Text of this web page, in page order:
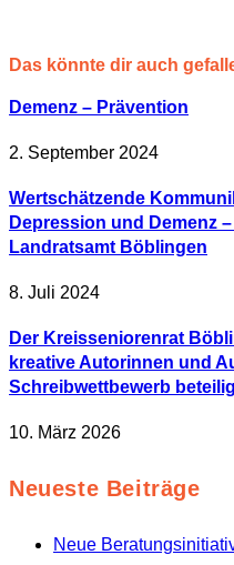
Das könnte dir auch
Demenz – Prävention
2. September 2024
Wertschätzende
Depression und Demenz
Landratsamt Böblingen
8. Juli 2024
Der Kreisseniorenrat
kreative Autorinnen und
Schreibwettbewerb
10. März 2026
Neueste Beiträge
Neue